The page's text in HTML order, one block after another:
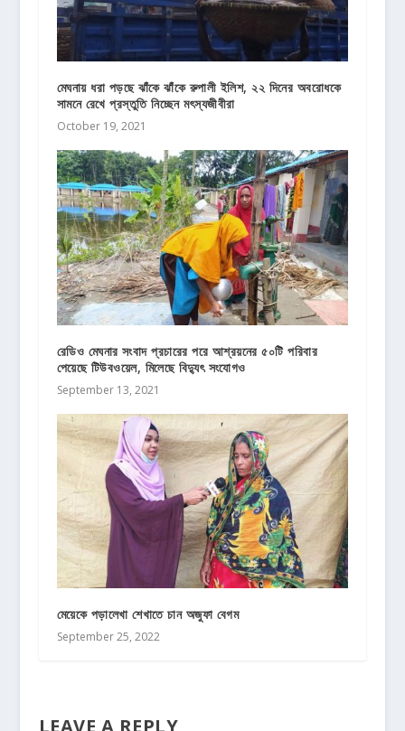
মেঘনায় ধরা পড়ছে ঝাঁকে ঝাঁকে রুপালী ইলিশ, ২২ দিনের অবরোধকে
সামনে রেখে প্রস্তুতি নিচ্ছেন মৎস্যজীবীরা
October 19, 2021
রেডিও মেঘনার সংবাদ প্রচারের পরে আশ্রয়নের ৫০টি পরিবার
পেয়েছে টিউবওয়েল, মিলেছে বিদ্যুৎ সংযোগও
September 13, 2021
মেয়েকে পড়ালেখা শেখাতে চান অজুফা বেগম
September 25, 2022